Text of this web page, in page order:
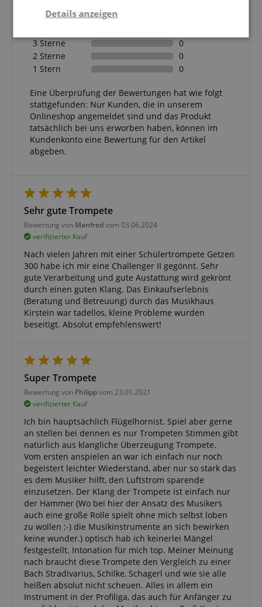
5 Sterne
3 Sterne
0
2 Sterne
0
1 Stern
0
Eine Überprüfung der Bewertungen hat wie folgt
stattgefunden: Nur Kunden, die in unserem
Onlineshop angemeldet sind und das Produkt
tatsächlich bei uns erworben haben, können im
Kundenkonto eine Bewertung für den Artikel
abgeben.
Sehr gute Trompete
Bewertung von Manfredvom 03.06.2024
verifizierter Kauf
Nach vielen Jahren mit einer Schülertrompete Getzen
300 habe ich mir eine Challenger II gegönnt. Sehr
gute Verarbeitung und gute Austattung wird gekrönt
durch einen guten Klang. Das Einkaufserlebnis
(Beratung und Betreuung) durch das Musikhaus
Kirstein war tadellos, kleine Probleme wurden
beseitigt. Absolut empfehlenswert!
Super Trompete
Bewertung von Philippvom 23.01.2021
verifizierter Kauf
Ich bin hauptsächlich Flügelhornist. Spiel aber gerne
an stellen bei dennen es nur Trompeten Stimmen gibt
natürlich aus klangliche Überzeugung Trompete.
Vom ersten anspielen an war ich einfach nur noch
begeistert leichter Wiederstand, aber nur so stark das
es dem Musiker hilft, den Luftstrom sparende
einzusetzen. Der Klang der Trompete ist einfach nur
der Hammer (Wo bei hier der Ansatz des Musikers
auch eine große Rolle spielt ohne mich selbst loben
zu wollen ;-) die Musikinstrumente an sich bewirken
keine wunder.) optisch hab ich keinerlei Mängel
festgestellt. Intonation für mich top. Meiner Meinung
nach braucht diese Trompete den Vergleich zu einer
Bach Stradivarius, Schilke, Schagerl und wie sie alle
heißen absolut nicht scheuen. Alles in allem ein
Instrument in der Profiliga, das auch für Anfänger zu
Details anzeigen
Statistik Marketing Funktional
Statistik Marketing Funktional
Statistik-Cookies werden verwendet, um zu sehen,
wie Besucher die Website nutzen, z.B. Analyse-
Cookie
Anbieter /
Domain
Laufzeit Beschreibung
zoovu-
91347
www.kirstein.at
1
Stunde
59
Minuten
Enables
remembering
the state of
zoovu
Google-
Datenschutzerklärung